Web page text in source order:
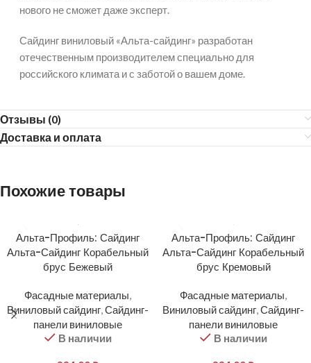
нового не сможет даже эксперт.
Сайдинг виниловый «Альта-сайдинг» разработан
отечественным производителем специально для
российского климата и с заботой о вашем доме.
Отзывы (0)
Доставка и оплата
Похожие товары
Альта-Профиль: Сайдинг
Альта-Сайдинг Корабельный
брус Бежевый
Фасадные материалы,
Виниловый сайдинг,Сайдинг-
панели виниловые
В наличии
Альта-Профиль: Сайдинг
Альта-Сайдинг Корабельный
брус Кремовый
Фасадные материалы,
Виниловый сайдинг,Сайдинг-
панели виниловые
В наличии